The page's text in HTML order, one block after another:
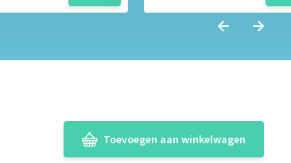
Toevoegen aan winkelwagen